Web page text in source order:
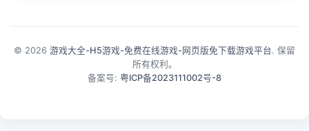
© 2026 游戏大全-H5游戏-免费在线游戏-网页版免下载游戏平台. 保留
所有权利。
备案号: 粤ICP备2023111002号-8